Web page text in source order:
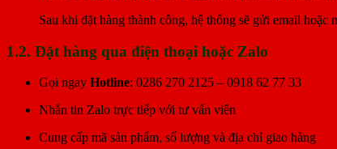
Sau khi đặt hàng thành công, hệ thống sẽ gửi email
1.2. Đặt hàng qua điện thoại hoặc Zalo
Gọi ngay Hotline: 0286 270 2125 – 0918 62 77 33
Nhắn tin Zalo trực tiếp với tư vấn viên
Cung cấp mã sản phẩm, số lượng và địa chỉ giao hàng